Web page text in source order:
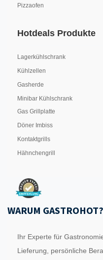
Pizzaofen
Hotdeals Produkte
Lagerkühlschrank
Kühlzellen
Gasherde
Minibar Kühlschrank
Gas Grillplatte
Döner Imbiss
Kontaktgrills
Hähnchengrill
WARUM GASTROHOT?
Ihr Experte für
Lieferung, persönliche